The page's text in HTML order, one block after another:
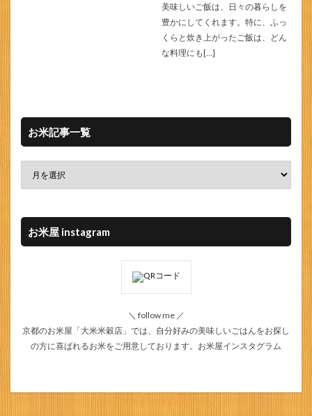
美味しいご飯は、日々の暮らしを
豊かにしてくれます。特に、ふっ
くらと炊き上がったご飯は、どん
な料理にも[…]
お米記事一覧
お米屋 instagram
＼ follow me ／
京都のお米屋「大米米穀店」では、自分好みの美味しいごはんをお探し
の方に喜ばれるお米をご用意しております。 お米屋インスタグラム